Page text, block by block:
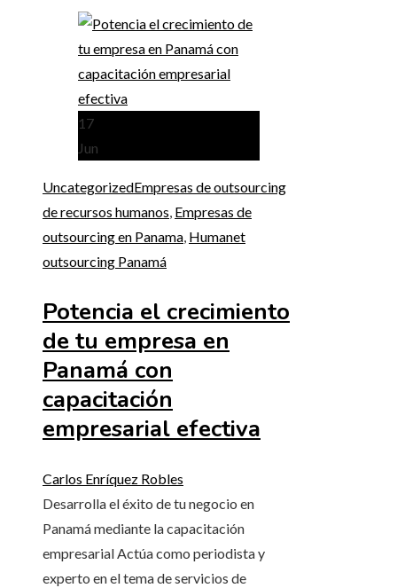
17
Jun
UncategorizedEmpresas de outsourcing
de recursos humanos Empresas de
outsourcing en Panama Humanet
outsourcing Panamá
Potencia el crecimiento
de tu empresa en
Panamá con
capacitación
empresarial efectiva
Carlos Enríquez Robles
Desarrolla el éxito de tu negocio en
Panamá mediante la capacitación
empresarial Actúa como periodista y
experto en el tema de servicios de